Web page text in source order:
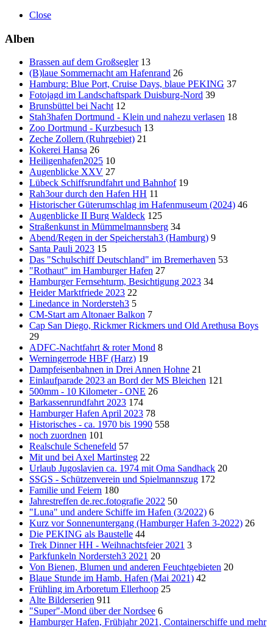
Close
Alben
Brassen auf dem Großsegler 13
(B)laue Sommernacht am Hafenrand 26
Hamburg: Blue Port, Cruise Days, blaue PEKING 37
Fotojagd im Landschaftspark Duisburg-Nord 39
Brunsbüttel bei Nacht 12
Stah3hafen Dortmund - Klein und nahezu verlasen 18
Zoo Dortmund - Kurzbesuch 13
Zeche Zollern (Ruhrgebiet) 21
Kokerei Hansa 26
Heiligenhafen2025 10
Augenblicke XXV 27
Lübeck Schiffsrundfahrt und Bahnhof 19
Rah3our durch den Hafen HH 11
Historischer Güterumschlag im Hafenmuseum (2024) 46
Augenblicke II Burg Waldeck 125
Straßenkunst in Mümmelmannsberg 34
Abend/Regen in der Speicherstah3 (Hamburg) 9
Santa Pauli 2023 15
Das "Schulschiff Deutschland" im Bremerhaven 53
"Rothaut" im Hamburger Hafen 27
Hamburger Fernsehturm, Besichtigung 2023 34
Heider Marktfriede 2023 22
Linedance in Nordersteh3 5
CM-Start am Altonaer Balkon 7
Cap San Diego, Rickmer Rickmers und Old Arethusa Boys
29
ADFC-Nachtfahrt & roter Mond 8
Werningerrode HBF (Harz) 19
Dampfeisenbahnen in Drei Annen Hohne 21
Einlaufparade 2023 an Bord der MS Bleichen 121
500mm - 10 Kilometer - ONE 26
Barkassenrundfahrt 2023 174
Hamburger Hafen April 2023 78
Historisches - ca. 1970 bis 1990 558
noch zuordnen 101
Realschule Schenefeld 57
Mit und bei Axel Martinsteg 22
Urlaub Jugoslavien ca. 1974 mit Oma Sandhack 20
SSGS - Schützenverein und Spielmannszug 172
Familie und Feiern 180
Jahrestreffen de.rec.fotografie 2022 50
"Luna" und andere Schiffe im Hafen (3/2022) 6
Kurz vor Sonnenuntergang (Hamburger Hafen 3-2022) 26
Die PEKING als Baustelle 44
Trek Dinner HH - Weihnachtsfeier 2021 3
Parkfunkeln Nordersteh3 2021 20
Von Bienen, Blumen und anderen Feuchtgebieten 20
Blaue Stunde im Hamb. Hafen (Mai 2021) 42
Frühling im Arboretum Ellerhoop 25
Alte Bilderserien 911
"Super"-Mond über der Nordsee 6
Hamburger Hafen, Frühjahr 2021, Containerschiffe und mehr